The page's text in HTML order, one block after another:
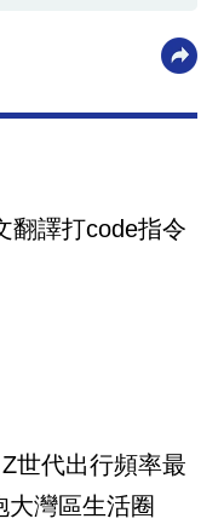
翻譯打code指令
世代出行頻率最
大灣區生活圈